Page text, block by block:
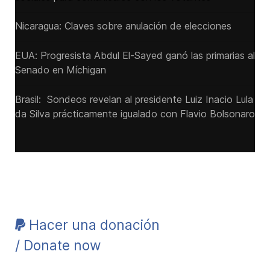
Nicaragua: Claves sobre anulación de elecciones
EUA: Progresista Abdul El-Sayed ganó las primarias al
Senado ‌en Míchigan
Brasil: Sondeos revelan al presidente Luiz Inacio Lula
da Silva prácticamente igualado con Flavio Bolsonaro
Hacer una donación
/ Donate now